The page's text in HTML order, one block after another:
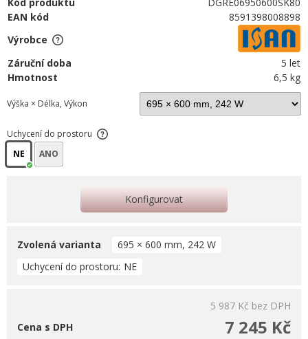
EAN kód
8591398008898
Výrobce
Záruční doba
5 let
Hmotnost
6,5 kg
Výška × Délka, Výkon
Uchycení do prostoru
NE
ANO
Konfigurovat
Zvolená varianta
695 × 600 mm, 242 W
Uchycení do prostoru NE
5 987 Kč bez DPH
7 245 Kč
Cena s DPH